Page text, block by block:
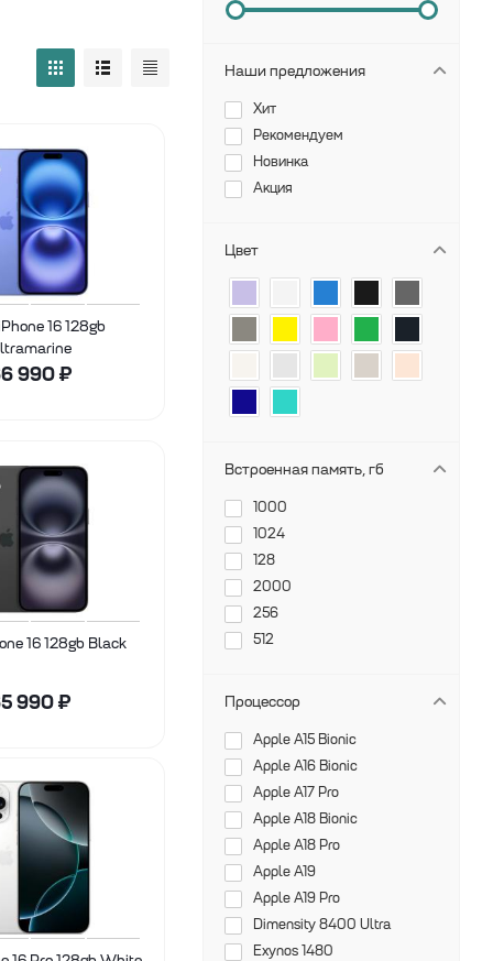
16 128gb
990₽
16 128gb Black
990₽
Наши предложения
Хит
Рекомендуем
Новинка
Акция
Цвет
Встроенная память, гб
1000
1024
128
2000
256
512
Процессор
Apple A15 Bionic
Apple A16 Bionic
Apple A17 Pro
Apple A18 Bionic
Apple A18 Pro
Apple A19
Apple A19 Pro
Dimensity 8400 Ultra
Exynos 1480